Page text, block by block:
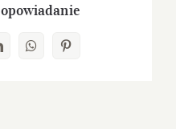
WhatsAppPinterest